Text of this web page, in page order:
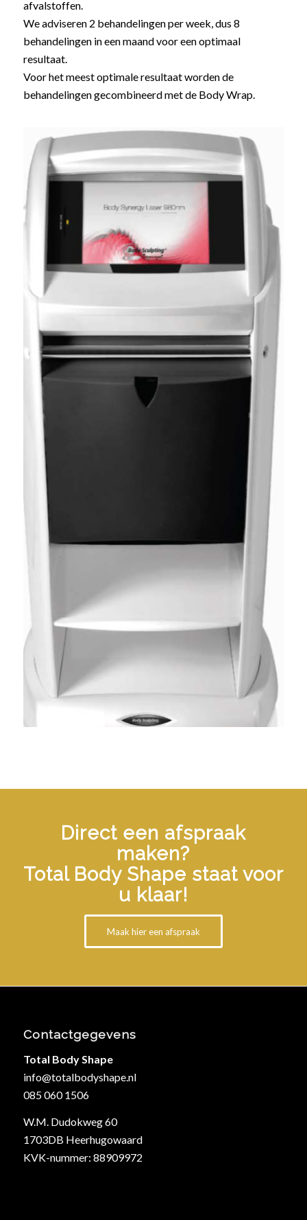
afvalstoffen.
We adviseren 2 behandelingen per week, dus 8
behandelingen in een maand voor een optimaal
resultaat.
Voor het meest optimale resultaat worden de
behandelingen gecombineerd met de Body Wrap.
Direct een afspraak
maken?
Total Body Shape staat voor
u klaar!
Maak hier een afspraak
Contactgegevens
Total Body Shape
info@totalbodyshape.nl
085 060 1506
W.M. Dudokweg 60
1703DB Heerhugowaard
KVK-nummer: 88909972